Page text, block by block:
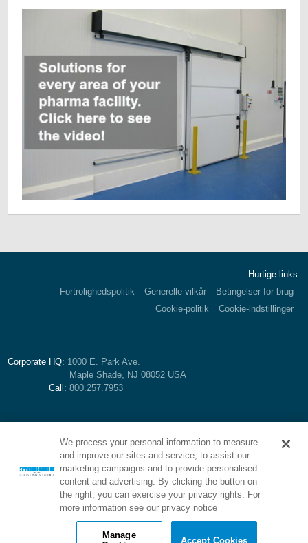
Hurtige links:
Fortrolighedspolitik
Generelle vilkår
Betingelser for brug
Cookie-politik
Cookie-indstillinger
Corporate HQ: 1000 E. Park Ave.
Maple Shade, NJ 08052 USA
Call: 800.257.7953
Brand of Stonhard:
We process your personal information to measure
and improve our sites and service, to assist our
marketing campaigns and to provide personalised
content and advertising. By clicking the button on
the right, you can exercise your privacy rights. For
more information see our privacy notice
Manage
Accept Cookies